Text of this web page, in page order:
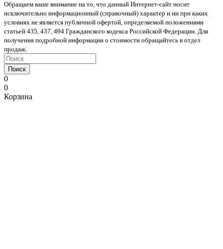
Обращаем ваше внимание на то, что данный Интернет-сайт носит
исключительно информационный (справочный) характер и ни при каких
условиях не является публичной офертой, определяемой положениями
статьей 435, 437, 494 Гражданского кодекса Российской Федерации. Для
получения подробной информации о стоимости обращайтесь в отдел
продаж.
Поиск
0
0
Корзина